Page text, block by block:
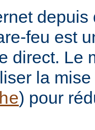
feu est
direct. Le
la
) pour